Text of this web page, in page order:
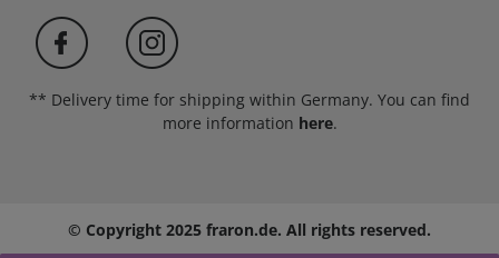
** Delivery time for shipping within Germany. You can find
more information here.
© Copyright 2025 fraron.de. All rights reserved.